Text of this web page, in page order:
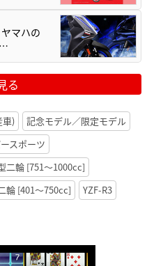
マハの
る
車)
記念モデル／限定モデル
スポーツ
二輪 [751〜1000cc]
輪 [401〜750cc]
YZF-R3